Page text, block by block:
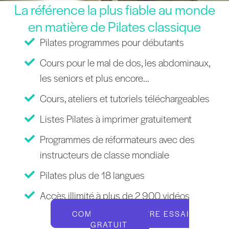
La référence la plus fiable au monde
en matière de Pilates classique
Pilates programmes pour débutants
Cours pour le mal de dos, les abdominaux,
les seniors et plus encore...
Cours, ateliers et tutoriels téléchargeables
Listes Pilates à imprimer gratuitement
Programmes de réformateurs avec des
instructeurs de classe mondiale
Pilates plus de 18 langues
Accès illimité à plus de 2 900 vidéos
COMMENCEZ VOTRE ESSAI
GRATUIT